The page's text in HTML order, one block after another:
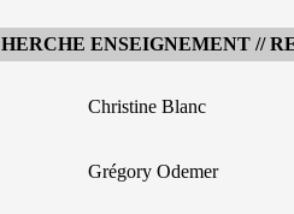
ENSEIGNEMENT //
Christine Blanc
Grégory Odemer